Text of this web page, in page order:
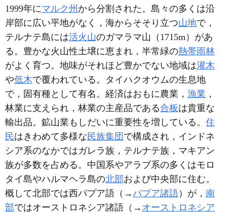
1999年にマルク州 から分割された。島々の多くは沿
岸部に広い平地がなく，海からそそり立つ山地で，
テルナテ島には活火山のガマラマ山（1715m）があ
る。豊かな火山性土壌に恵まれ，半常緑の熱帯雨林
がよく育つ。地味がそれほど豊かでない地域は灌木
や低木で覆われている。タイハクオウムの生息地
で，固有種として有名。経済はおもに農業， 漁業 ，
林業に支えられ，林業の主産品である合板は貴重な
輸出品。鉱山業もしだいに重要性を増している。 住
民はきわめて多様な民族集団 で構成され，インドネ
シア系のなかではガレラ族，テルナテ族，マキアン
族が多数を占める。中国系やアラブ系の多くはモロ
タイ島やハルマヘラ島の北部および中央部に住む。
概して北部では西パプア語（→パプア諸語）が， 南
部ではオーストロネシア諸語（→ オーストロネシア